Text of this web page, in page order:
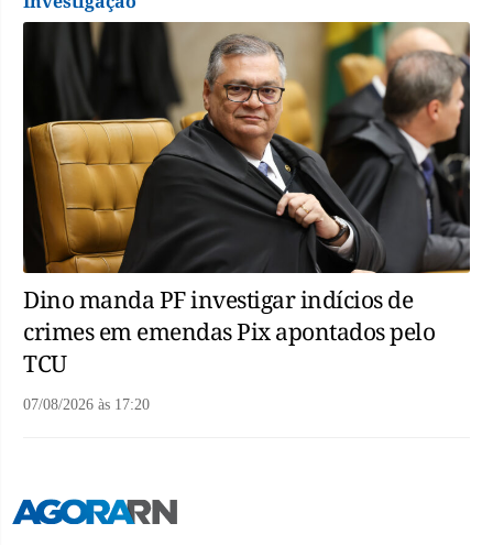
Dino manda PF investigar indícios de
crimes em emendas Pix apontados pelo
TCU
07/08/2026 às 17:20